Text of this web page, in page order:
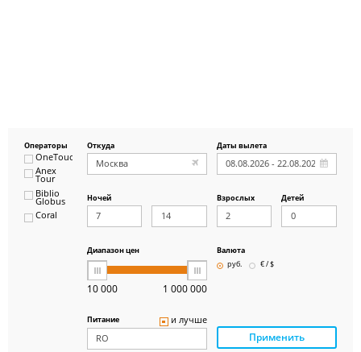
Операторы
OneTouch&Travel
Anex
Tour
Biblio
Globus
Coral
Откуда Даты вылета
Ночей Взрослых Детей
Диапазон цен
10 000 1 000 000
Валюта
руб.
€ / $
Питание и лучше
Применить